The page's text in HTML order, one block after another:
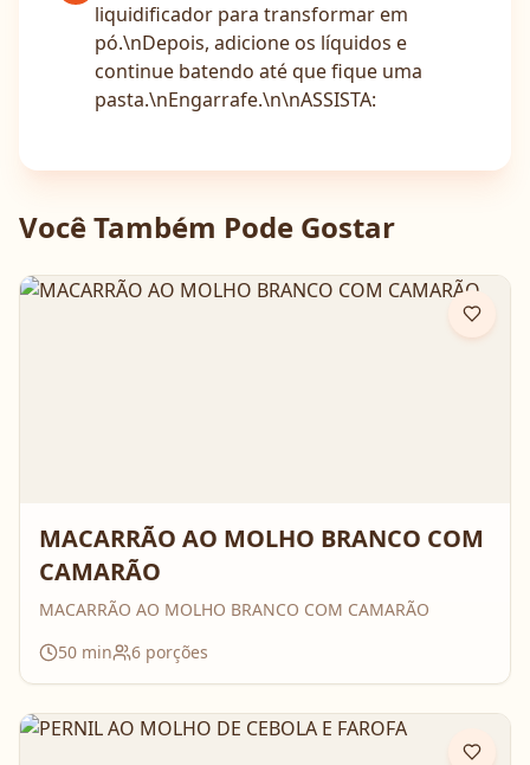
liquidificador para transformar em
pó.\nDepois, adicione os líquidos e
continue batendo até que fique uma
pasta.\nEngarrafe.\n\nASSISTA:
Você Também Pode Gostar
MACARRÃO AO MOLHO BRANCO COM
CAMARÃO
MACARRÃO AO MOLHO BRANCO COM CAMARÃO
50 min 6 porções